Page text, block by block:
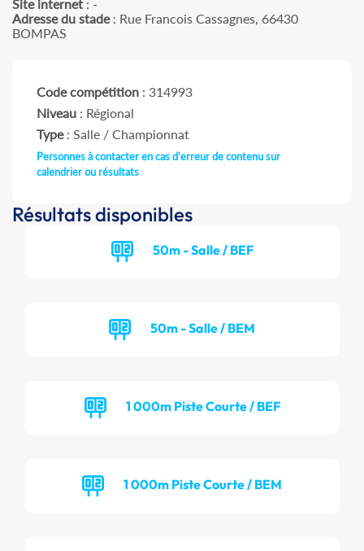
Site internet : -
Adresse du stade: Rue Francois Cassagnes, 66430
BOMPAS
Code compétition : 314993
Niveau : Régional
Type: Salle / Championnat
Personnes à contacter en cas d'erreur de contenu sur
calendrier ou résultats
Résultats disponibles
50m - Salle / BEF
50m - Salle / BEM
1 000m Piste Courte / BEF
1 000m Piste Courte / BEM